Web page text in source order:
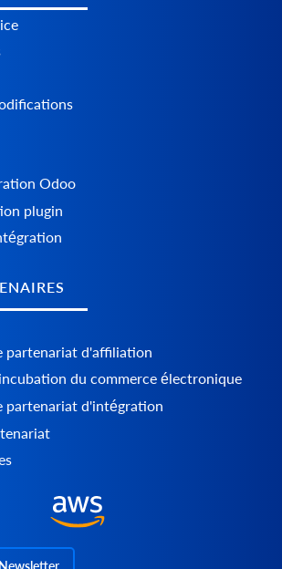
Odoo
plugin
partenariat d'affiliation
du commerce électronique
partenariat d'intégration